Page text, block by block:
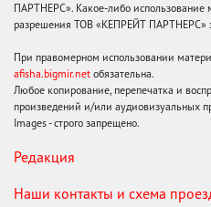
ПАРТНЕРС». Какое-либо использование
разрешения ТОВ «КЕПРЕЙТ ПАРТНЕРС»
При правомерном использовании
afisha.bigmir.net обязательна.
Любое копирование, перепечатка и
произведений и/или аудиовизуальных
Images - строго запрещено.
Редакция
Наши контакты и схема